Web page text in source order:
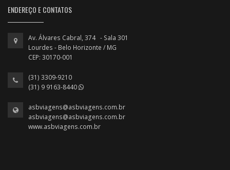
ENDEREÇO E CONTATOS
Av. Álvares Cabral, 374 - Sala 301
Lourdes - Belo Horizonte / MG
CEP: 30170-001
(31) 3309-9210
(31) 9 9163-8440
asbviagens@asbviagens.com.br
asbviagens@asbviagens.com.br
www.asbviagens.com.br